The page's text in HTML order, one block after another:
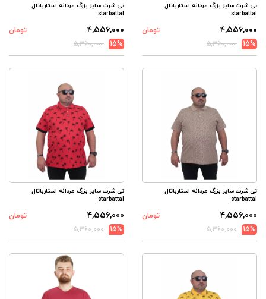
تی شرت سایز بزرگ مردانه استارباتال
starbattal
۴,۵۵۶,۰۰۰
تومان
15%
۵,۳۶۰,۰۰۰
تی شرت سایز بزرگ مردانه استارباتال
starbattal
۴,۵۵۶,۰۰۰
تومان
15%
۵,۳۶۰,۰۰۰
تی شرت سایز بزرگ مردانه استارباتال
starbattal
۴,۵۵۶,۰۰۰
تومان
15%
۵,۳۶۰,۰۰۰
تی شرت سایز بزرگ مردانه استارباتال
starbattal
۴,۵۵۶,۰۰۰
تومان
15%
۵,۳۶۰,۰۰۰